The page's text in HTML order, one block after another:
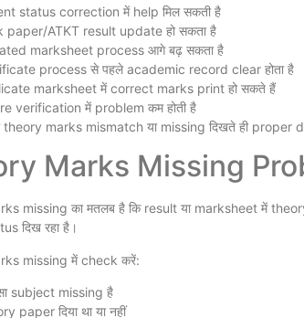
status correction में help मिल सकती है
paper/ATKT result update हो सकता है
marksheet process आगे बढ़ सकता है
process से पहले academic record clear होता है
marksheet में correct marks print हो सकते हैं
verification में problem कम होती है
marks mismatch या missing दिखते ही proper
Marks Missing
missing का मतलब है कि result या marksheet में
दिख रहा है।
missing में check करें:
subject missing है
paper दिया था या नहीं